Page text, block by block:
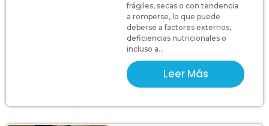
frágiles, secas o con tendencia
a romperse, lo que puede
deberse a factores externos,
deficiencias nutricionales o
incluso a...
Leer Más